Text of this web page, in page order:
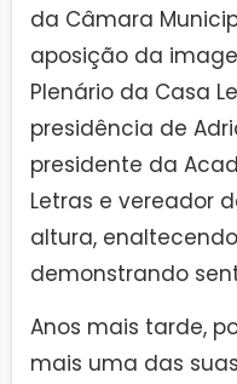
da Câmara
aposição da
Plenário da Casa
presidência de
presidente da
Letras e vereador
altura,
demonstrando
Anos mais tarde,
mais uma das